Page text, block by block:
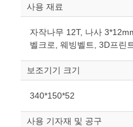
사용 재료
자작나무 12T, 나사
벨크로, 웨빙벨트, 3D프린
보조기기 크기
340*150*52
사용 기자재 및 공구